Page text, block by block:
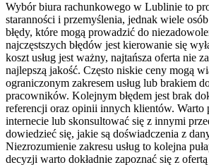
Wybór biura rachunkowego w Lublinie to
staranności i przemyślenia, jednak wiele
błędy, które mogą prowadzić do
najczęstszych błędów jest kierowanie się
koszt usług jest ważny, najtańsza oferta nie
najlepszą jakość. Często niskie ceny mogą
ograniczonym zakresem usług lub brakiem
pracowników. Kolejnym błędem jest brak
referencji oraz opinii innych klientów. Warto
internecie lub skonsultować się z innymi
dowiedzieć się, jakie są doświadczenia z
Niezrozumienie zakresu usług to kolejna
decyzji warto dokładnie zapoznać się z